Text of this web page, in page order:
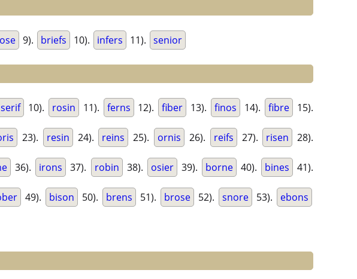
9). briefs 10). infers 11). senior
serif 10). rosin 11). ferns 12). fiber 13). finos 14). fibre 15).
23). resin 24). reins 25). ornis 26). reifs 27). risen 28).
36). irons 37). robin 38). osier 39). borne 40). bines 41).
49). bison 50). brens 51). brose 52). snore 53). ebons